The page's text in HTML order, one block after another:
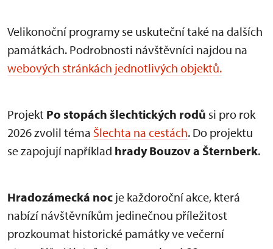
Velikonoční programy se uskuteční také na dalších
památkách. Podrobnosti návštěvníci najdou na
webových stránkách jednotlivých objektů.
Projekt Po stopách šlechtických rodů si pro rok
2026 zvolil téma Šlechta na cestách. Do projektu
se zapojují například hrady Bouzov a Šternberk.
Hradozámecká noc je každoroční akce, která
nabízí návštěvníkům jedinečnou příležitost
prozkoumat historické památky ve večerní